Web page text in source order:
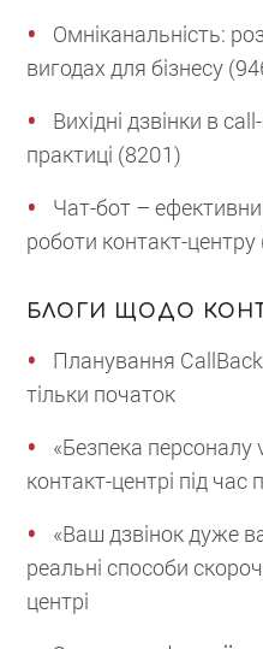
Омніканальність:
вигодах для бізнесу
Вихідні дзвінки в
практиці (8201)
Чат-бот –
роботи контакт-
БЛОГИ ЩОДО
Планування
тільки початок
«Безпека персоналу
контакт-центрі під час
«Ваш дзвінок дуже
реальні способи
центрі